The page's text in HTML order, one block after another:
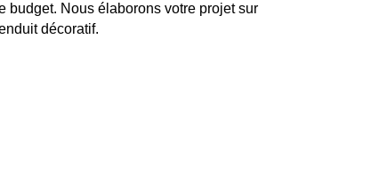
budget. Nous élaborons votre projet sur
décoratif.